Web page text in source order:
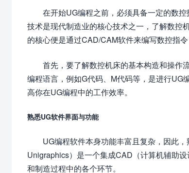
在开始UG编程之前，必须具备一定的数
技术是现代制造业的核心技术之一，了解数控
的核心便是通过CAD/CAM软件来编写数控指
首先，要了解数控机床的基本构造和操作
编程语言，例如G代码、M代码等，是进行UG
高你在UG编程中的工作效率。
熟悉UG软件界面与功能
UG编程软件本身功能丰富且复杂，因此
Unigraphics）是一个集成CAD（计算机辅助
和制造过程中的各个环节。